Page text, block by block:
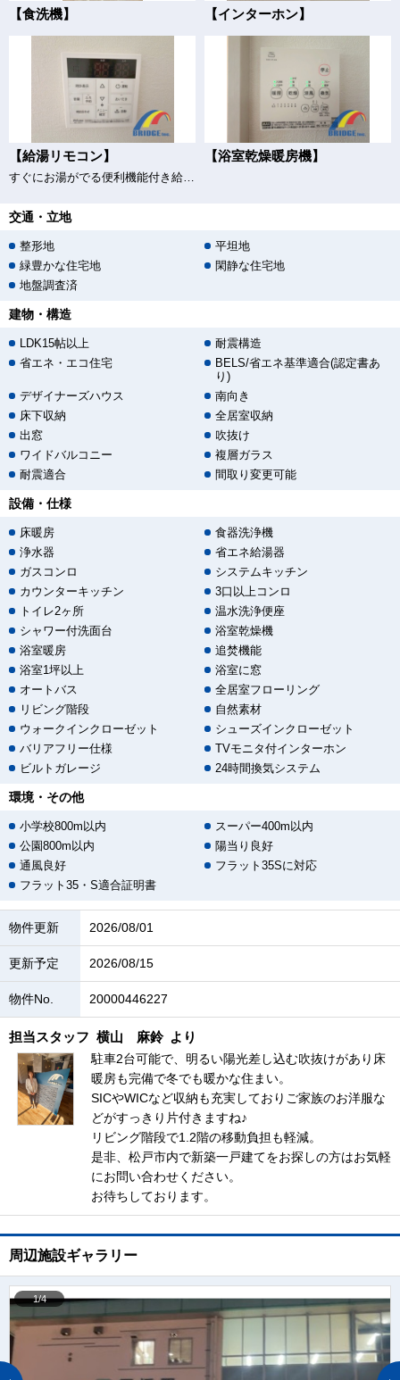
【食洗機】 【インターホン】
【給湯リモコン】
すぐにお湯がでる便利機能付き給湯器♪
【浴室乾燥暖房機】
交通・立地
整形地
平坦地
緑豊かな住宅地
閑静な住宅地
地盤調査済
建物・構造
LDK15帖以上
耐震構造
省エネ・エコ住宅
BELS/省エネ基準適合(認定書あ
り)
デザイナーズハウス
南向き
床下収納
全居室収納
出窓
吹抜け
ワイドバルコニー
複層ガラス
耐震適合
間取り変更可能
設備・仕様
床暖房
食器洗浄機
浄水器
省エネ給湯器
ガスコンロ
システムキッチン
カウンターキッチン
3口以上コンロ
トイレ2ヶ所
温水洗浄便座
シャワー付洗面台
浴室乾燥機
浴室暖房
追焚機能
浴室1坪以上
浴室に窓
オートバス
全居室フローリング
リビング階段
自然素材
ウォークインクローゼット
シューズインクローゼット
バリアフリー仕様
TVモニタ付インターホン
ビルトガレージ
24時間換気システム
環境・その他
小学校800m以内
スーパー400m以内
公園800m以内
陽当り良好
通風良好
フラット35Sに対応
フラット35・S適合証明書
物件更新 2026/08/01
更新予定 2026/08/15
物件No. 20000446227
担当スタッフ 横山 麻鈴 より
駐車2台可能で、明るい陽光差し込む吹抜けがあり床
暖房も完備で冬でも暖かな住まい。
SICやWICなど収納も充実しておりご家族のお洋服な
どがすっきり片付きますね♪
リビング階段で1.2階の移動負担も軽減。
是非、松戸市内で新築一戸建てをお探しの方はお気軽
にお問い合わせください。
お待ちしております。
周辺施設ギャラリー
1/4